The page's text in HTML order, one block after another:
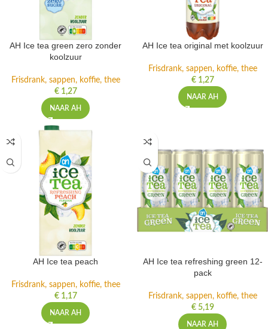
AH Ice tea green zero zonder
koolzuur
Frisdrank, sappen, koffie, thee
€1,27
NAAR AH
AH Ice tea original met koolzuur
Frisdrank, sappen, koffie, thee
€1,27
NAAR AH
AH Ice tea peach
Frisdrank, sappen, koffie, thee
€1,17
NAAR AH
AH Ice tea refreshing green 12-
pack
Frisdrank, sappen, koffie, thee
€5,19
NAAR AH